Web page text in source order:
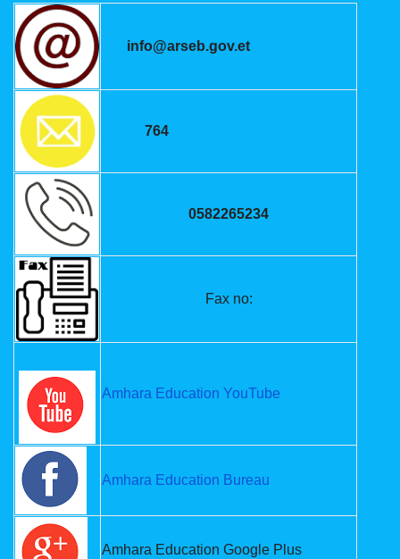
info@arseb.gov.et
764
0582265234
Fax no:
Amhara Education YouTube
Amhara Education Bureau
Amhara Education Google Plus